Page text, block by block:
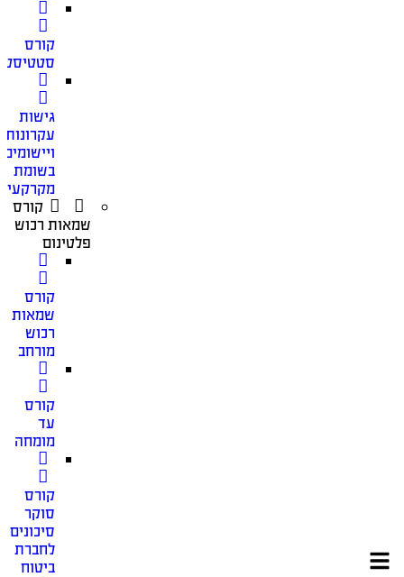
קורס
גישות
עקרונות
ויישומים
בשומת
מקרקעין
קורס
שמאות רכוש
פלטינום
קורס
שמאות
רכוש
מורחב
קורס
עד
מומחה
קורס
סוקר
סיכונים
לחברת
ביטוח